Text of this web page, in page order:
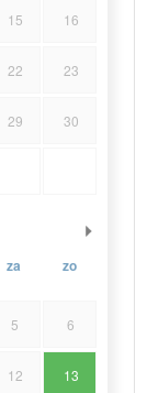
15 16
22 23
29 30
za zo
5 6
12 13